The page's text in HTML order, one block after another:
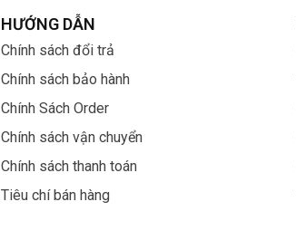
HƯỚNG DẪN
Chính sách đổi trả
Chính sách bảo hành
Chính Sách Order
Chính sách vận chuyển
Chính sách thanh toán
Tiêu chí bán hàng